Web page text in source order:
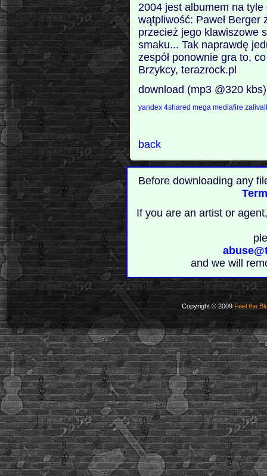
2004 jest albumem na
wątpliwość: Paweł Berger
przecież jego klawiszowe
smaku... Tak naprawdę
zespół ponownie gra to,
Brzykcy, terazrock.pl
download (mp3 @320
yandex4sharedmegamediafire
back
Before downloading any
If you are an artist or
and we will
Copyright © 2009 Feel the